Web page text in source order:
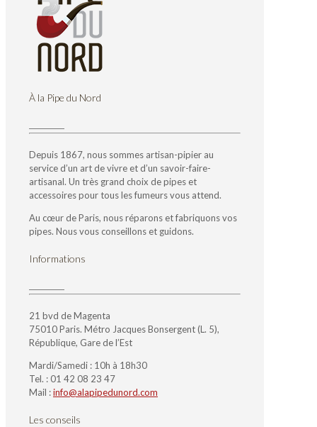
À la Pipe du Nord
Depuis 1867, nous sommes artisan-pipier au
service d’un art de vivre et d’un savoir-faire-
artisanal. Un très grand choix de pipes et
accessoires pour tous les fumeurs vous attend.
Au cœur de Paris, nous réparons et fabriquons vos
pipes. Nous vous conseillons et guidons.
Informations
21 bvd de Magenta
75010 Paris. Métro Jacques Bonsergent (L. 5),
République, Gare de l’Est
Mardi/Samedi : 10h à 18h30
Tel. : 01 42 08 23 47
Mail :info@alapipedunord.com
Les conseils